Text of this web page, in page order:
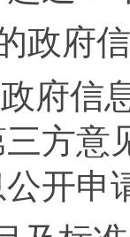
政府
府信
方意
开申